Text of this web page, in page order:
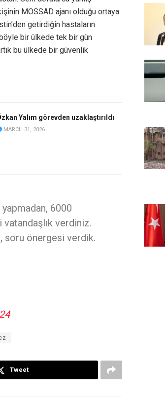
MOSSAD ajanı olduğu ortaya
getirdiğin hastaların
böyle bir ülkede tek bir gün
bu ülkede bir güvenlik
Yalım görevden uzaklaştırıldı
MARCH 31, 2026
6000
vatandaşlık verdiniz.
soru önergesi verdik.
Tweet